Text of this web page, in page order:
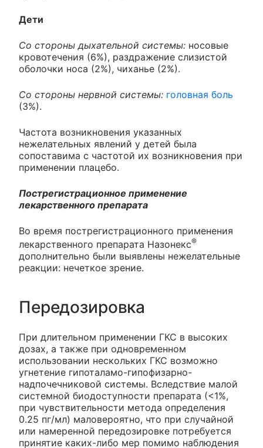
Дети
Со стороны дыхательной системы: носовые
кровотечения (6%), раздражение слизистой
оболочки носа (2%), чиханье (2%).
Со стороны нервной системы: головная боль
(3%).
Частота возникновения указанных
нежелательных явлений у детей была
сопоставима с частотой их возникновения при
применении плацебо.
Пострегистрационное применение
лекарственного препарата
Во время пострегистрационного применения
лекарственного препарата Назонекс®
дополнительно были выявлены нежелательные
реакции: нечеткое зрение.
Передозировка
При длительном применении ГКС в высоких
дозах, а также при одновременном
использовании нескольких ГКС возможно
угнетение гипоталамо-гипофизарно-
надпочечниковой системы. Вследствие малой
системной биодоступности препарата (<1%,
при чувствительности метода определения
0.25 пг/мл) маловероятно, что при случайной
или намеренной передозировке потребуется
принятие каких-либо мер помимо наблюдения